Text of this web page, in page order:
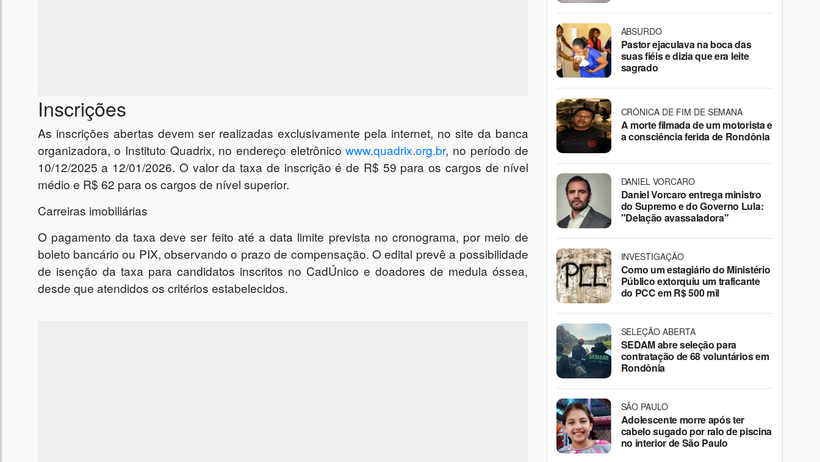
Inscrições
As inscrições abertas devem ser realizadas exclusivamente pela internet, no site da banca
organizadora, o Instituto Quadrix, no endereço eletrônicowww.quadrix.org.br, no período de
10/12/2025 a 12/01/2026. O valor da taxa de inscrição é de R$ 59 para os cargos de nível
médio e R$ 62 para os cargos de nível superior.
Carreiras imobiliárias
O pagamento da taxa deve ser feito até a data limite prevista no cronograma, por meio de
boleto bancário ou PIX, observando o prazo de compensação. O edital prevê a possibilidade
de isenção da taxa para candidatos inscritos no CadÚnico e doadores de medula óssea,
desde que atendidos os critérios estabelecidos.
ABSURDO
Pastor ejaculava na boca das
suas fiéis e dizia que era leite
sagrado
CRÔNICA DE FIM DE SEMANA
A morte filmada de um motorista e
a consciência ferida de Rondônia
DANIEL VORCARO
Daniel Vorcaro entrega ministro
do Supremo e do Governo Lula:
"Delação avassaladora"
INVESTIGAÇÃO
Como um estagiário do Ministério
Público extorquiu um traficante
do PCC em R$ 500 mil
SELEÇÃO ABERTA
SEDAM abre seleção para
contratação de 68 voluntários em
Rondônia
SÃO PAULO
Adolescente morre após ter
cabelo sugado por ralo de piscina
no interior de São Paulo